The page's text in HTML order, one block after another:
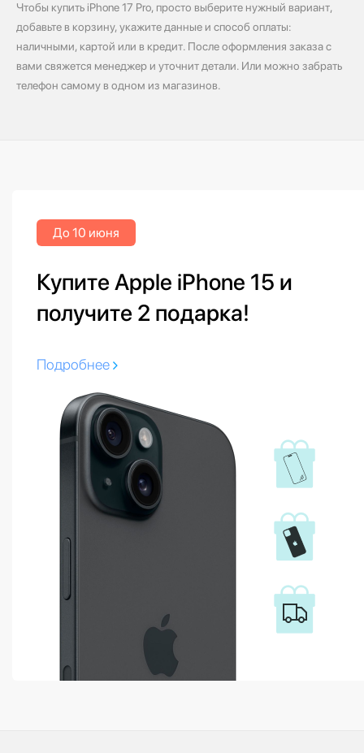
Чтобы купить iPhone 17 Pro, просто выберите нужный вариант,
добавьте в корзину, укажите данные и способ оплаты:
наличными, картой или в кредит. После оформления заказа с
вами свяжется менеджер и уточнит детали. Или можно забрать
телефон самому в одном из магазинов.
До 10 июня
Купите Apple iPhone 15 и
получите 2 подарка!
Подробнее